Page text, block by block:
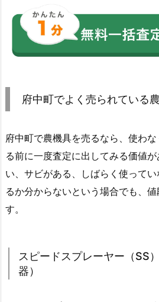
府中町でよく売られている
府中町で農機具を売るなら、使わ
る前に一度査定に出してみる価値
い、サビがある、しばらく使って
るか分からないという場合でも、
す。
スピードスプレーヤー（SS
器）